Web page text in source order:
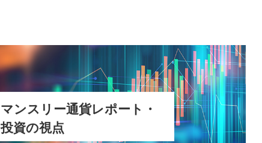
マンスリー通貨レポート・
投資の視点